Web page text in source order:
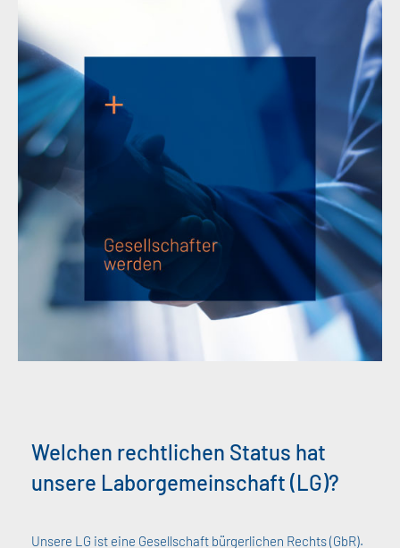
Welchen rechtlichen Status hat
unsere Laborgemeinschaft (LG)?
Unsere LG ist eine Gesellschaft bürgerlichen Rechts (GbR).